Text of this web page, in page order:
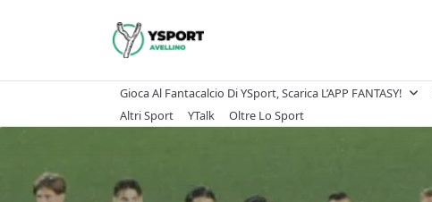
Gioca Al Fantacalcio Di YSport, Scarica L’APP FANTASY!
Altri Sport
YTalk Oltre Lo Sport